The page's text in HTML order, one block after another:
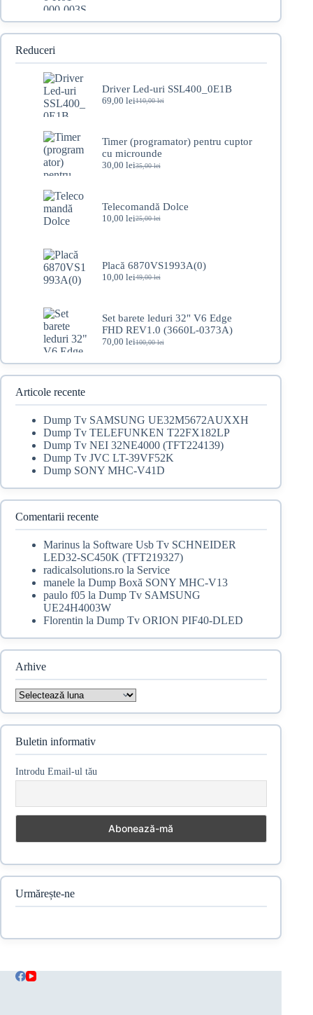
Reduceri
Driver Led-uri SSL400_0E1B
110,00lei
Prețul
fost:
110,00 lei.
69,00 leiPrețul
69,00 lei.
Timer (programator) pentru cuptor
cu microunde
35,00lei
Prețul
fost:
35,00 lei.
30,00 leiPrețul
30,00 lei.
Telecomandă Dolce
25,00lei
Prețul
25,00 lei.
10,00 leiPrețul
Placă 6870VS1993A(0)
49,00lei
Prețul
fost:
49,00 lei.
10,00 leiPrețul
10,00 lei.
Set barete leduri 32" V6 Edge
FHD REV1.0 (3660L-0373A)
100,00lei
Prețul
70,00 leiPrețul
Articole recente
Dump Tv SAMSUNG UE32M5672AUXXH
Dump Tv TELEFUNKEN T22FX182LP
Dump Tv NEI 32NE4000 (TFT224139)
Dump Tv JVC LT-39VF52K
Dump SONY MHC-V41D
Comentarii recente
Marinusla Software Usb Tv SCHNEIDER
LED32-SC450K (TFT219327)
radicalsolutions.rola Service
manelela Dump Boxă SONY MHC-V13
paulo f05la Dump Tv SAMSUNG
UE24H4003W
Florentin la Dump Tv ORION PIF40-DLED
Arhive
Arhive
Buletin informativ
Introdu Email-ul tău
Urmărește-ne